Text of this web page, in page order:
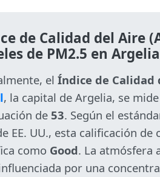
de Calidad del Aire
de PM2.5 en Argelia
el Índice de Calidad
, la capital de Argelia, se
de 53. Según el
EE. UU., esta calificación
como Good. La atmósfera
por una